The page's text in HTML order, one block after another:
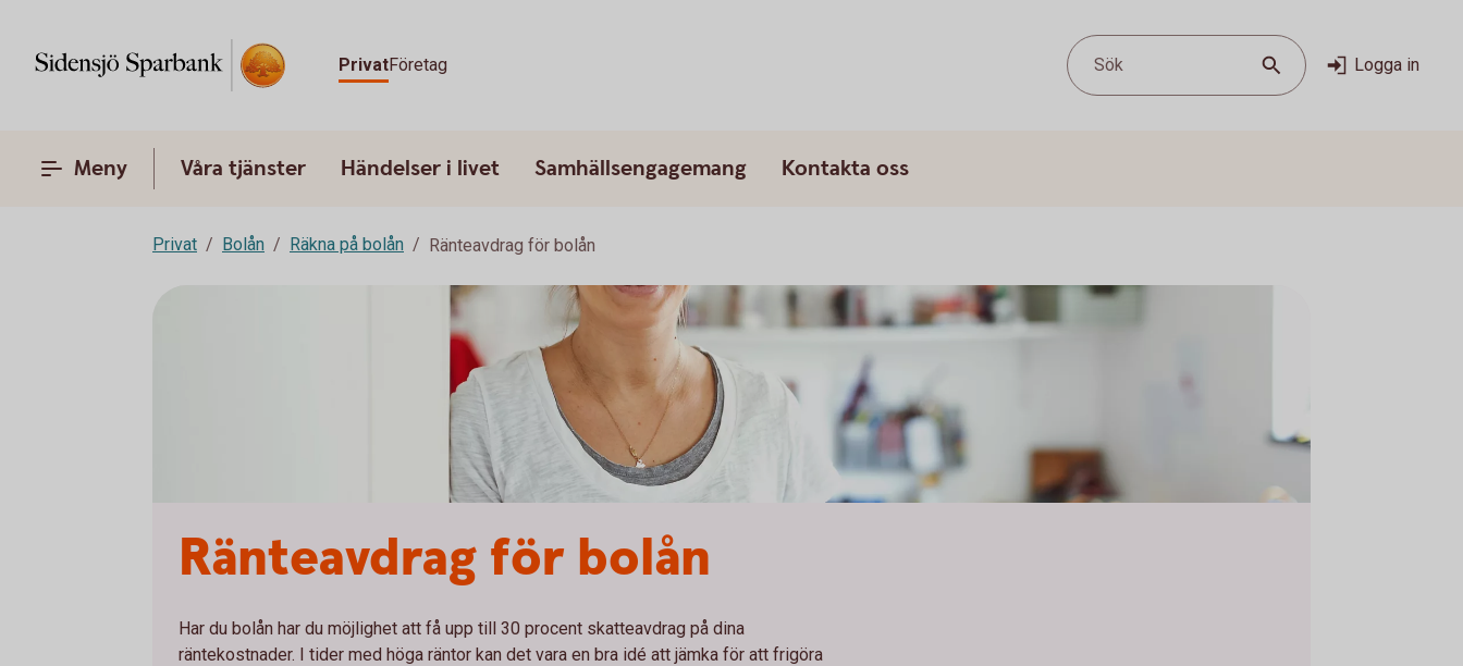
PrivatFöretag Sök Logga in
Meny Våra tjänster Händelser i livet Samhällsengagemang Kontakta oss
Privat Bolån Räkna på bolån Ränteavdrag för bolån
Ränteavdrag för bolån
Har du bolån har du möjlighet att få upp till 30 procent skatteavdrag på dina
räntekostnader. I tider med höga räntor kan det vara en bra idé att jämka för att frigöra